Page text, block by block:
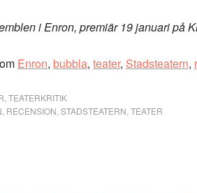
i Enron, premiär 19 januari på
Enron, bubbla, teater, Stadsteatern,
TEATERKRITIK
RECENSION STADSTEATERN TEATER